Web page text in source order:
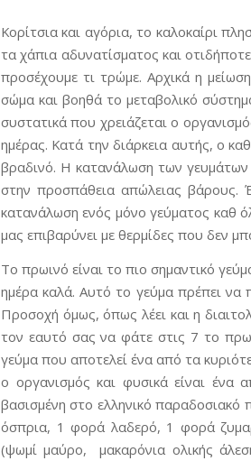
Κορίτσια και αγόρια, το καλοκαίρι
τα χάπια αδυνατίσματος και
προσέχουμε τι τρώμε. Αρχικά η
σώμα και βοηθά το μεταβολικό
συστατικά που χρειάζεται ο
ημέρας. Κατά την διάρκεια αυτής, ο
βραδινό. Η κατανάλωση των γευμάτων
στην προσπάθεια απώλειας βάρους.
κατανάλωση ενός μόνο γεύματος καθ
μας επιβαρύνει με θερμίδες που δεν
Το πρωινό είναι το πιο σημαντικό
ημέρα καλά. Αυτό το γεύμα πρέπει
Προσοχή όμως, όπως λέει και η
τον εαυτό σας να φάτε στις 7 το
γεύμα που αποτελεί ένα από τα
ο οργανισμός και φυσικά είναι ένα
βασισμένη στο ελληνικό
όσπρια, 1 φορά λαδερό, 1 φορά
(ψωμί μαύρο, μακαρόνια ολικής